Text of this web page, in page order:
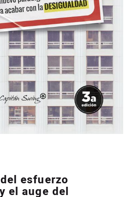
esfuerzo
el auge del